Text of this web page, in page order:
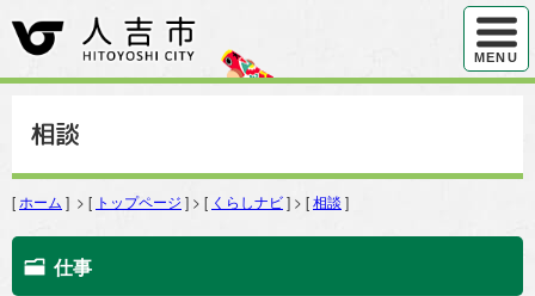
ハンバ
MENU
相談
[ ホーム ] > [ トップページ ] > [ くらしナビ] > [相談 ]
仕事